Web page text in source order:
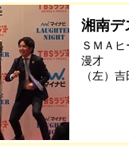
湘南デ
ＳＭＡ
漫才
（左）